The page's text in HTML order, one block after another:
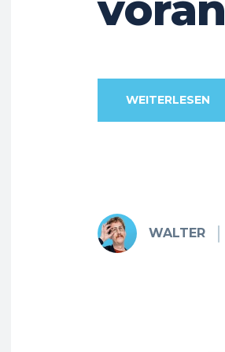
WEITERLESEN
WALTER